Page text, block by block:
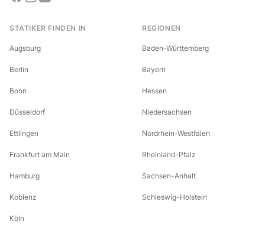
STATIKER FINDEN IN
Augsburg
Berlin
Bonn
Düsseldorf
Ettlingen
Frankfurt am Main
Hamburg
Koblenz
Köln
REGIONEN
Baden-Württemberg
Bayern
Hessen
Niedersachsen
Nordrhein-Westfalen
Rheinland-Pfalz
Sachsen-Anhalt
Schleswig-Holstein